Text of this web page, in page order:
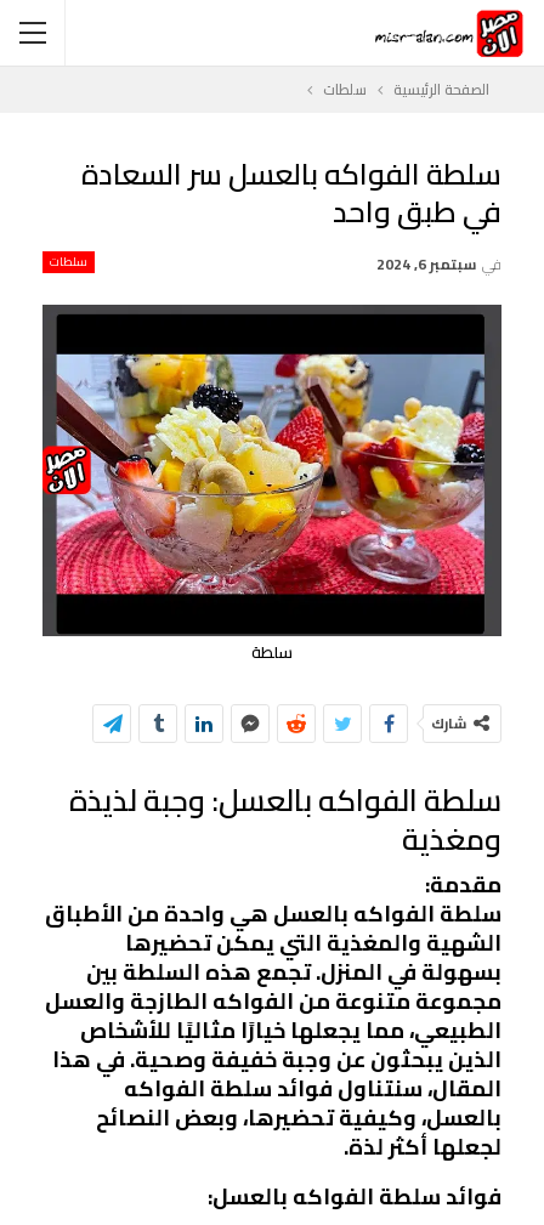
الصفحة الرئيسية سلطات
سلطة الفواكه بالعسل سر السعادة
في طبق واحد
سلطات في سبتمبر 6, 2024
سلطة
شارك
سلطة الفواكه بالعسل: وجبة لذيذة
ومغذية
مقدمة:
سلطة الفواكه بالعسل هي واحدة من الأطباق
الشهية والمغذية التي يمكن تحضيرها
بسهولة في المنزل. تجمع هذه السلطة بين
مجموعة متنوعة من الفواكه الطازجة والعسل
الطبيعي، مما يجعلها خيارًا مثاليًا للأشخاص
الذين يبحثون عن وجبة خفيفة وصحية. في هذا
المقال، سنتناول فوائد سلطة الفواكه
بالعسل، وكيفية تحضيرها، وبعض النصائح
لجعلها أكثر لذة.
فوائد سلطة الفواكه بالعسل: